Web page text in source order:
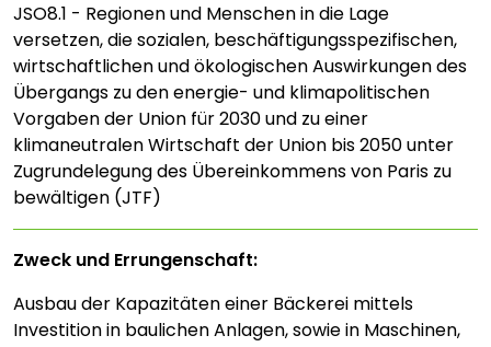
JSO8.1 - Regionen und Menschen in die Lage
versetzen, die sozialen, beschäftigungsspezifischen,
wirtschaftlichen und ökologischen Auswirkungen des
Übergangs zu den energie- und klimapolitischen
Vorgaben der Union für 2030 und zu einer
klimaneutralen Wirtschaft der Union bis 2050 unter
Zugrundelegung des Übereinkommens von Paris zu
bewältigen (JTF)
Zweck und Errungenschaft:
Ausbau der Kapazitäten einer Bäckerei mittels
Investition in baulichen Anlagen, sowie in Maschinen,